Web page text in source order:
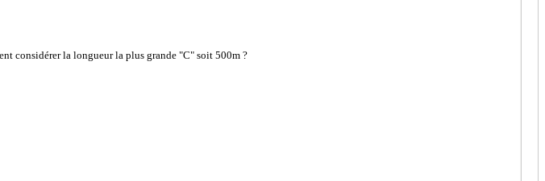
considérer la longueur la plus grande "C" soit 500m ?